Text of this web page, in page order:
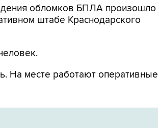
обломков БПЛА произошло
штабе Краснодарского
На месте работают оперативные